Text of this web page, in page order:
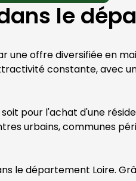
le
une offre diversifiée en
constante, avec
pour l'achat d'une
urbains, communes
le département Loire.